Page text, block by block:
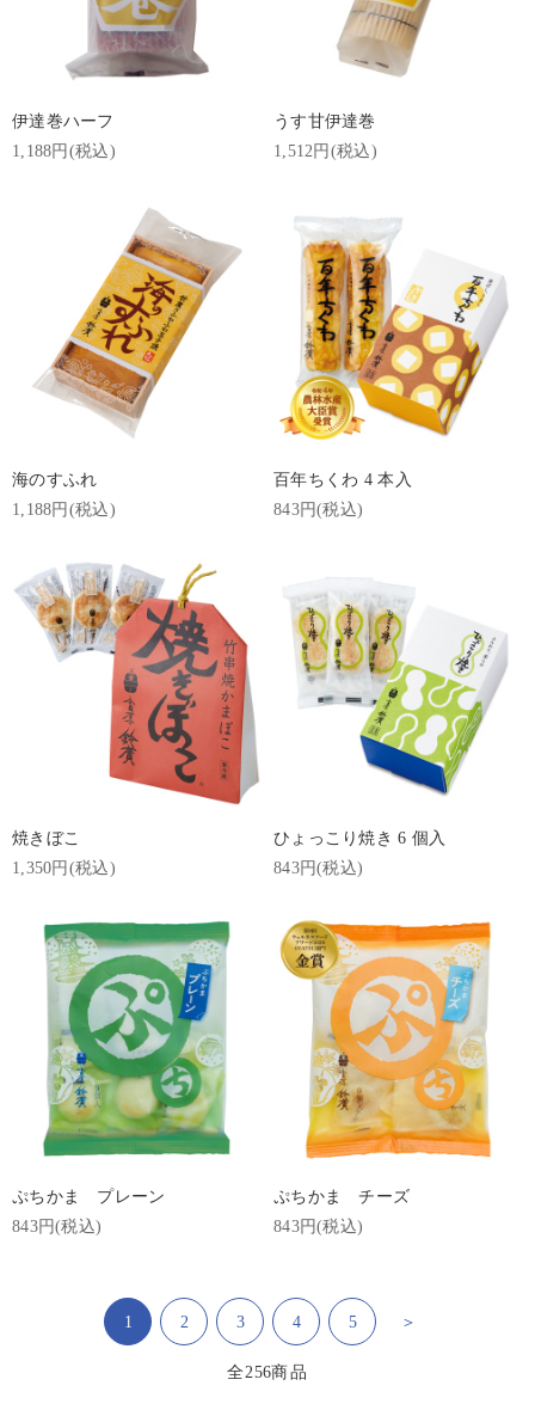
伊達巻ハーフ
1,188円(税込)
うす甘伊達巻
1,512円(税込)
海のすふれ
1,188円(税込)
百年ちくわ 4 本入
843円(税込)
焼きぼこ
1,350円(税込)
ひょっこり焼き 6 個入
843円(税込)
ぷちかま プレーン
843円(税込)
ぷちかま チーズ
843円(税込)
1 2 3 4 5 ＞
全256商品